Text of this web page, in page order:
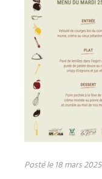
Posté le 18 mars 2025